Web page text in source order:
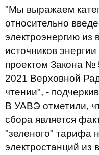
"Мы выражаем
относительно
электроэнергию из
источников
проектом Закона №
2021 Верховной
чтении", -
В УАВЭ отметили,
сбора является
"зеленого" тарифа
электростанций из